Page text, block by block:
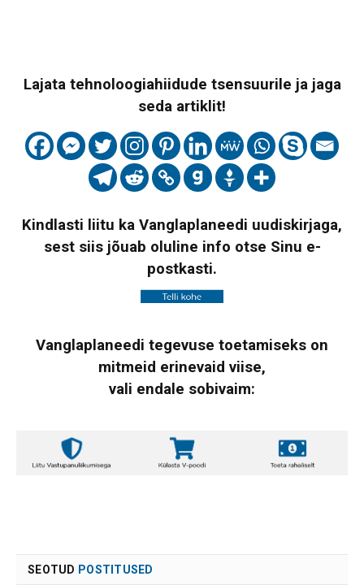
Lajata tehnoloogiahiidude tsensuurile ja jaga
seda artiklit!
Kindlasti liitu ka Vanglaplaneedi uudiskirjaga,
sest siis jõuab oluline info otse Sinu e-
postkasti.
Vanglaplaneedi tegevuse toetamiseks on
mitmeid erinevaid viise,
vali endale sobivaim:
SEOTUD POSTITUSED